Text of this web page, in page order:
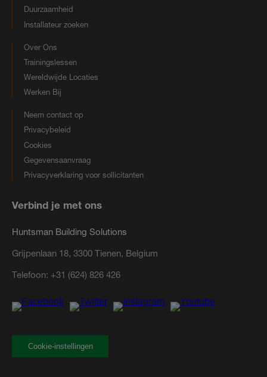
Duurzaamheid
Installateur zoeken
Over Ons
Trainingslessen
Wereldwijde Locaties
Werken Bij
Neem contact op
Privacybeleid
Cookies
Gegevensaanvraag
Privacyverklaring voor sollicitanten
Verbind je met ons
Huntsman Building Solutions
Grijpenlaan 18, 3300 Tienen, Belgium
Telefoon: +31 (624) 826 426
Cookie-instellingen